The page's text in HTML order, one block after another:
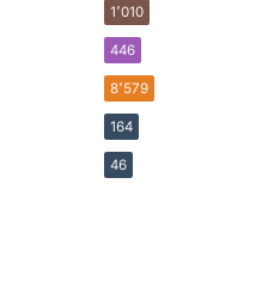
1٬010
446
8٬579
164
46